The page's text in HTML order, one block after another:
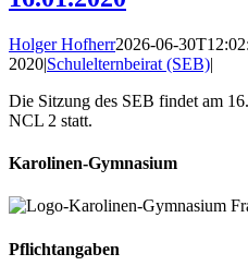
Holger Hofherr2026-06-
2020|Schulelternbeirat (SEB)|
Die Sitzung des SEB findet am
NCL 2 statt.
Karolinen-Gymnasium
Pflichtangaben